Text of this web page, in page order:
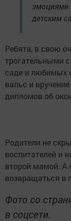
эмоциями
детским
Ребята, в свою
трогательными
саде и любимых
вальс и
дипломов об
Родители не
воспитателей и
второй мамой. А
возвращаться в
Фото со
в соцсети.